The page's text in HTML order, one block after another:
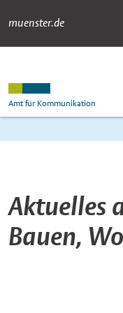
News-
muenster.de
Amt für Kommunikation
Aktuelles
Bauen,